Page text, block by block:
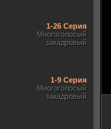
1-26 Серия
Многоголосый
закадровый
1-9 Серия
Многоголосый
закадровый